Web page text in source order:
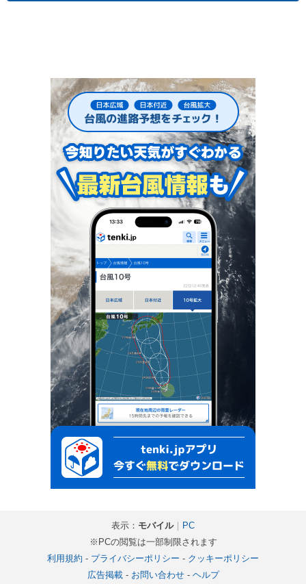
表示： モバイル｜ PC
※PCの閲覧は一部制限されます
利用規約 - プライバシーポリシー - クッキーポリシー
広告掲載- お問い合わせ- ヘルプ